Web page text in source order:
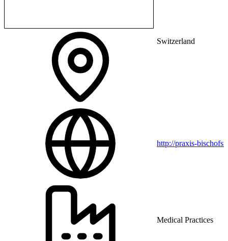
Switzerland
http://praxis-
Medical Practices